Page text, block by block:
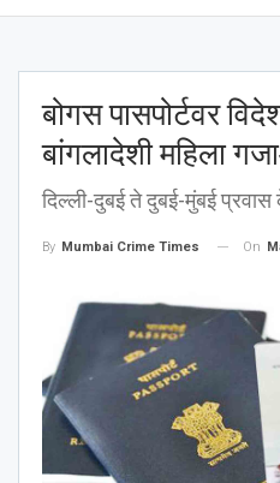
बोगस पासपोर्टवर
बांगलादेशी महिला
दिल्ली-दुबई ते दुबई-मुंबई
By Mumbai Crime Times On